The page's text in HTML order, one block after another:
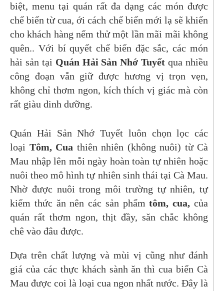
biệt, menu tại quán rất đa dạng các món được
chế biến từ cua, ới cách chế biến mới lạ sẽ khiến
cho khách hàng nếm thử một lần mãi mãi không
quên.. Với bí quyết chế biến đặc sắc, các món
hải sản tại Quán Hải Sản Nhớ Tuyết qua nhiều
công đoạn vẫn giữ được hương vị trọn vẹn,
không chỉ thơm ngon, kích thích vị giác mà còn
rất giàu dinh dưỡng.
Quán Hải Sản Nhớ Tuyết luôn chọn lọc các
loại Tôm, Cua thiên nhiên (không nuôi) từ Cà
Mau nhập lên mỗi ngày hoàn toàn tự nhiên hoặc
nuôi theo mô hình tự nhiên sinh thái tại Cà Mau.
Nhờ được nuôi trong môi trường tự nhiên, tự
kiếm thức ăn nên các sản phẩm tôm, cua, của
quán rất thơm ngon, thịt đầy, săn chắc không
chê vào đâu được.
Dựa trên chất lượng và mùi vị cũng như đánh
giá của các thực khách sành ăn thì cua biển Cà
Mau được coi là loại cua ngon nhất nước. Đây là